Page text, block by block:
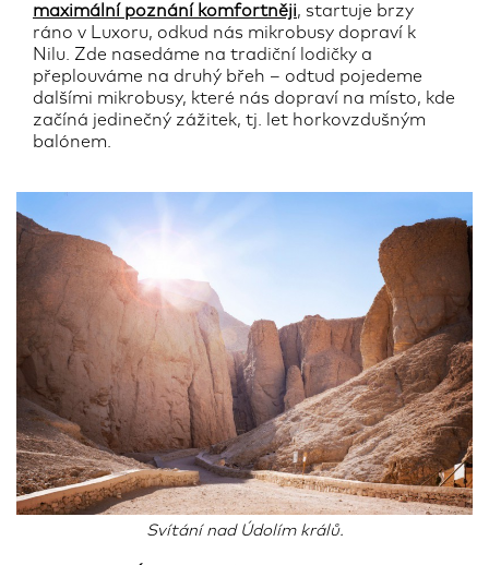
maximální poznání komfortněji, startuje brzy
ráno v Luxoru, odkud nás mikrobusy dopraví k
Nilu. Zde nasedáme na tradiční lodičky a
přeplouváme na druhý břeh – odtud pojedeme
dalšími mikrobusy, které nás dopraví na místo, kde
začíná jedinečný zážitek, tj. let horkovzdušným
balónem.
Svítání nad Údolím králů.